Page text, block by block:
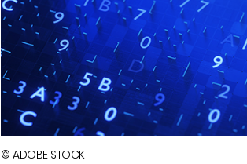
© ADOBE STOCK